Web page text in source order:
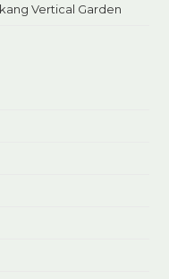
Vertical Garden